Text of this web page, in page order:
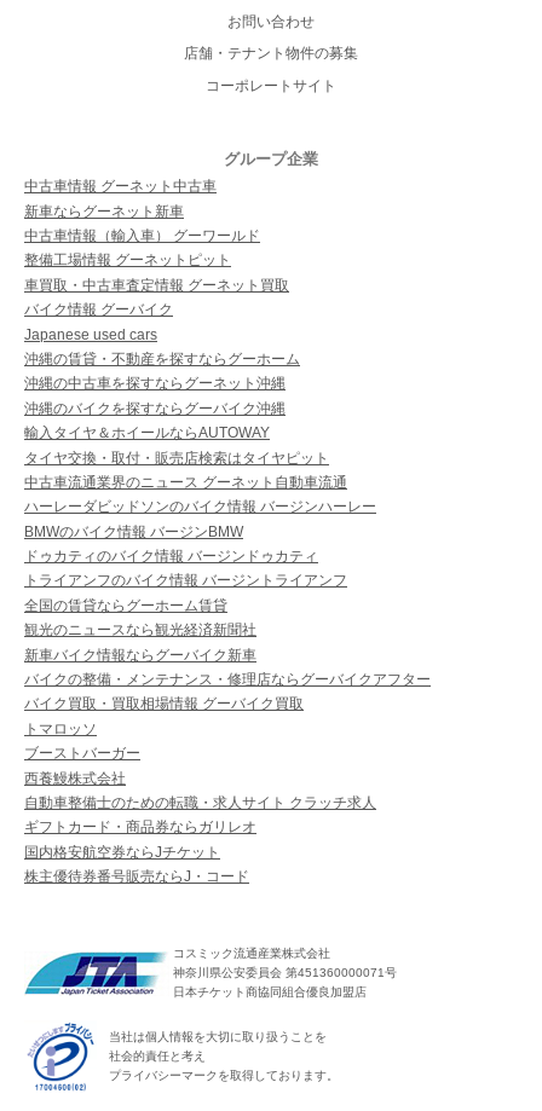
お問い合わせ
店舗・テナント物件の募集
コーポレートサイト
グループ企業
中古車情報 グーネット中古車
新車ならグーネット新車
中古車情報（輸入車） グーワールド
整備工場情報 グーネットピット
車買取・中古車査定情報 グーネット買取
バイク情報 グーバイク
Japanese used cars
沖縄の賃貸・不動産を探すならグーホーム
沖縄の中古車を探すならグーネット沖縄
沖縄のバイクを探すならグーバイク沖縄
輸入タイヤ＆ホイールならAUTOWAY
タイヤ交換・取付・販売店検索はタイヤピット
中古車流通業界のニュース グーネット自動車流通
ハーレーダビッドソンのバイク情報 バージンハーレー
BMWのバイク情報 バージンBMW
ドゥカティのバイク情報 バージンドゥカティ
トライアンフのバイク情報 バージントライアンフ
全国の賃貸ならグーホーム賃貸
観光のニュースなら観光経済新聞社
新車バイク情報ならグーバイク新車
バイクの整備・メンテナンス・修理店ならグーバイクアフター
バイク買取・買取相場情報 グーバイク買取
トマロッソ
ブーストバーガー
西養鰻株式会社
自動車整備士のための転職・求人サイト クラッチ求人
ギフトカード・商品券ならガリレオ
国内格安航空券ならJチケット
株主優待券番号販売ならJ・コード
コスミック流通産業株式会社
神奈川県公安委員会 第451360000071号
日本チケット商協同組合優良加盟店
当社は個人情報を大切に取り扱うことを
社会的責任と考え
プライバシーマークを取得しております。